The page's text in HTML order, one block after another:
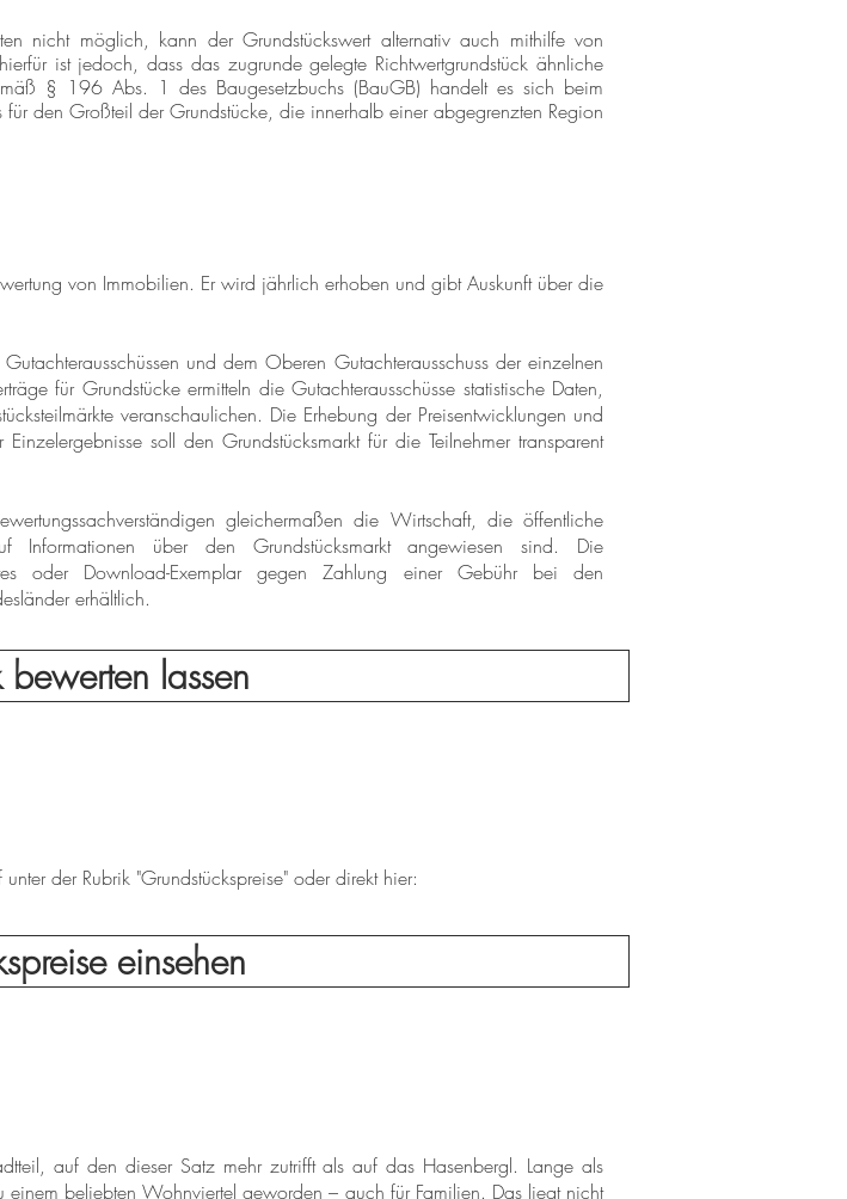
nicht möglich, kann der Grundstückswert alternativ auch mithilfe von
ist jedoch, dass das zugrunde gelegte Richtwertgrundstück ähnliche
§ 196 Abs. 1 des Baugesetzbuchs (BauGB) handelt es sich beim
den Großteil der Grundstücke, die innerhalb einer abgegrenzten Region
von Immobilien. Er wird jährlich erhoben und gibt Auskunft über die
und dem Oberen Gutachterausschuss der einzelnen
für Grundstücke ermitteln die Gutachterausschüsse statistische Daten,
veranschaulichen. Die Erhebung der Preisentwicklungen und
soll den Grundstücksmarkt für die Teilnehmer transparent
gleichermaßen die Wirtschaft, die öffentliche
über den Grundstücksmarkt angewiesen sind. Die
oder Download-Exemplar gegen Zahlung einer Gebühr bei den
erhältlich.
bewerten lassen
der Rubrik "Grundstückspreise" oder direkt hier:
einsehen
auf den dieser Satz mehr zutrifft als auf das Hasenbergl. Lange als
einem beliebten Wohnviertel geworden – auch für Familien. Das liegt nicht